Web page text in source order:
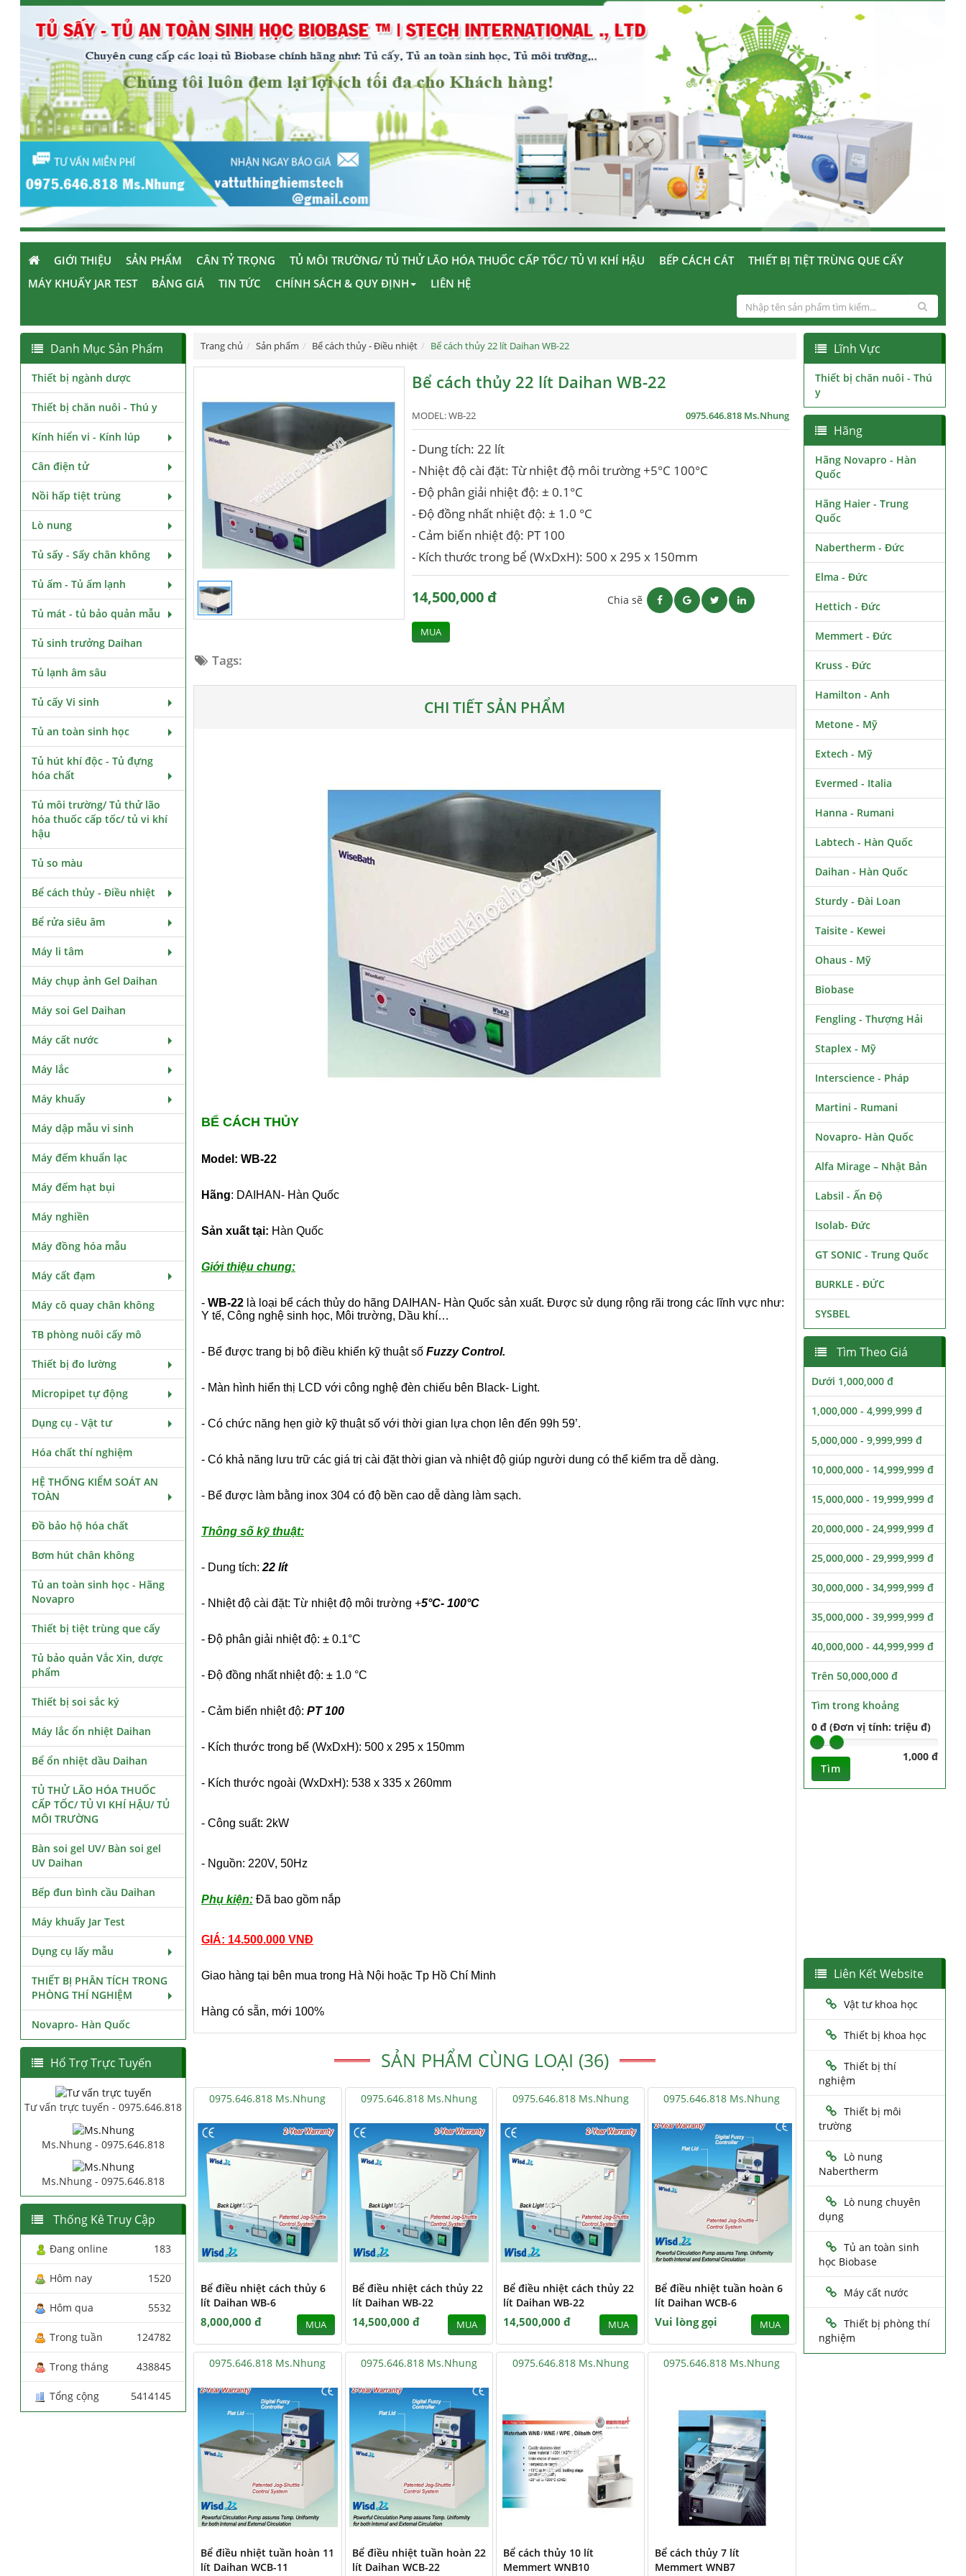
GIỚI THIỆU SẢN PHẨM CÂN TỶ TRỌNG TỦ MÔI TRƯỜNG/ TỦ THỬ LÃO HÓA THUỐC CẤP TỐC/ TỦ VI KHÍ HẬU BẾP CÁCH CÁT
THIẾT BỊ TIỆT TRÙNG QUE CẤY
MÁY KHUẤY JAR TEST
BẢNG GIÁ TIN TỨC CHÍNH SÁCH & QUY ĐỊNH LIÊN HỆ
Trang chủ Sản phẩm Bể cách thủy - Điều nhiệt Bể cách thủy 22 lít Daihan WB-22
Bể cách thủy 22 lít Daihan WB-22
MODEL:WB-22 0975.646.818 Ms.Nhung
- Dung tích: 22 lít
- Nhiệt độ cài đặt: Từ nhiệt độ môi trường +5°C 100°C
- Độ phân giải nhiệt độ: ± 0.1°C
- Độ đồng nhất nhiệt độ: ± 1.0 °C
- Cảm biến nhiệt độ: PT 100
- Kích thước trong bể (WxDxH): 500 x 295 x 150mm
14,500,000 đ
MUA
Chia sẽ
Tags:
CHI TIẾT SẢN PHẨM
BỂ CÁCH THỦY
Model: WB-22
Hãng: DAIHAN- Hàn Quốc
Sản xuất tại: Hàn Quốc
Giới thiệu chung:
- WB-22 là loại bể cách thủy do hãng DAIHAN- Hàn Quốc sản xuất. Được sử dụng rộng rãi trong các lĩnh vực như:
Y tế, Công nghệ sinh học, Môi trường, Dầu khí…
- Bể được trang bị bộ điều khiển kỹ thuật số Fuzzy Control.
- Màn hình hiển thị LCD với công nghệ đèn chiếu bên Black- Light.
- Có chức năng hẹn giờ kỹ thuật số với thời gian lựa chọn lên đến 99h 59’.
- Có khả năng lưu trữ các giá trị cài đặt thời gian và nhiệt độ giúp người dung có thể kiểm tra dễ dàng.
- Bể được làm bằng inox 304 có độ bền cao dễ dàng làm sạch.
Thông số kỹ thuật:
- Dung tích: 22 lít
- Nhiệt độ cài đặt: Từ nhiệt độ môi trường +5°C- 100°C
- Độ phân giải nhiệt độ: ± 0.1°C
- Độ đồng nhất nhiệt độ: ± 1.0 °C
- Cảm biến nhiệt độ: PT 100
- Kích thước trong bể (WxDxH): 500 x 295 x 150mm
- Kích thước ngoài (WxDxH): 538 x 335 x 260mm
- Công suất: 2kW
- Nguồn: 220V, 50Hz
Phụ kiện:Đã bao gồm nắp
GIÁ: 14.500.000 VNĐ
Giao hàng tại bên mua trong Hà Nội hoặc Tp Hồ Chí Minh
Hàng có sẵn, mới 100%
SẢN PHẨM CÙNG LOẠI (36)
0975.646.818 Ms.Nhung
Bể điều nhiệt cách thủy 6
lít Daihan WB-6
8,000,000 đ MUA
0975.646.818 Ms.Nhung
Bể điều nhiệt cách thủy 22
lít Daihan WB-22
14,500,000 đ MUA
0975.646.818 Ms.Nhung
Bể điều nhiệt cách thủy 22
lít Daihan WB-22
14,500,000 đ MUA
0975.646.818 Ms.Nhung
Bể điều nhiệt tuần hoàn 6
lít Daihan WCB-6
Vui lòng gọi MUA
0975.646.818 Ms.Nhung
Bể điều nhiệt tuần hoàn 11
lít Daihan WCB-11
0975.646.818 Ms.Nhung
Bể điều nhiệt tuần hoàn 22
lít Daihan WCB-22
0975.646.818 Ms.Nhung
Bể cách thủy 10 lít
Memmert WNB10
0975.646.818 Ms.Nhung
Bể cách thủy 7 lít
Memmert WNB7
Danh Mục Sản Phẩm
Thiết bị ngành dược
Thiết bị chăn nuôi - Thú y
Kính hiển vi - Kính lúp
Cân điện tử
Nồi hấp tiệt trùng
Lò nung
Tủ sấy - Sấy chân không
Tủ ấm - Tủ ấm lạnh
Tủ mát - tủ bảo quản mẫu
Tủ sinh trưởng Daihan
Tủ lạnh âm sâu
Tủ cấy Vi sinh
Tủ an toàn sinh học
Tủ hút khí độc - Tủ đựng
hóa chất
Tủ môi trường/ Tủ thử lão
hóa thuốc cấp tốc/ tủ vi khí
hậu
Tủ so màu
Bể cách thủy - Điều nhiệt
Bể rửa siêu âm
Máy li tâm
Máy chụp ảnh Gel Daihan
Máy soi Gel Daihan
Máy cất nước
Máy lắc
Máy khuấy
Máy dập mẫu vi sinh
Máy đếm khuẩn lạc
Máy đếm hạt bụi
Máy nghiền
Máy đồng hóa mẫu
Máy cất đạm
Máy cô quay chân không
TB phòng nuôi cấy mô
Thiết bị đo lường
Micropipet tự động
Dụng cụ - Vật tư
Hóa chất thí nghiệm
HỆ THỐNG KIỂM SOÁT AN
TOÀN
Đồ bảo hộ hóa chất
Bơm hút chân không
Tủ an toàn sinh học - Hãng
Novapro
Thiết bị tiệt trùng que cấy
Tủ bảo quản Vắc Xin, dược
phẩm
Thiết bị soi sắc ký
Máy lắc ổn nhiệt Daihan
Bể ổn nhiệt dầu Daihan
TỦ THỬ LÃO HÓA THUỐC
CẤP TỐC/ TỦ VI KHÍ HẬU/ TỦ
MÔI TRƯỜNG
Bàn soi gel UV/ Bàn soi gel
UV Daihan
Bếp đun bình cầu Daihan
Máy khuấy Jar Test
Dụng cụ lấy mẫu
THIẾT BỊ PHÂN TÍCH TRONG
PHÒNG THÍ NGHIỆM
Novapro- Hàn Quốc
Hổ Trợ Trực Tuyến
Tư vấn trực tuyến - 0975.646.818
Ms.Nhung - 0975.646.818
Ms.Nhung - 0975.646.818
Thống Kê Truy Cập
Đang online 183
Hôm nay 1520
Hôm qua 5532
Trong tuần 124782
Trong tháng 438845
Tổng cộng 5414145
Lĩnh Vực
Thiết bị chăn nuôi - Thú
y
Hãng
Hãng Novapro - Hàn
Quốc
Hãng Haier - Trung
Quốc
Nabertherm - Đức
Elma - Đức
Hettich - Đức
Memmert - Đức
Kruss - Đức
Hamilton - Anh
Metone - Mỹ
Extech - Mỹ
Evermed - Italia
Hanna - Rumani
Labtech - Hàn Quốc
Daihan - Hàn Quốc
Sturdy - Đài Loan
Taisite - Kewei
Ohaus - Mỹ
Biobase
Fengling - Thượng Hải
Staplex - Mỹ
Interscience - Pháp
Martini - Rumani
Novapro- Hàn Quốc
Alfa Mirage – Nhật Bản
Labsil - Ấn Độ
Isolab- Đức
GT SONIC - Trung Quốc
BURKLE - ĐỨC
SYSBEL
Tìm Theo Giá
Dưới 1,000,000 đ
1,000,000 - 4,999,999 đ
5,000,000 - 9,999,999 đ
10,000,000 - 14,999,999 đ
15,000,000 - 19,999,999 đ
20,000,000 - 24,999,999 đ
25,000,000 - 29,999,999 đ
30,000,000 - 34,999,999 đ
35,000,000 - 39,999,999 đ
40,000,000 - 44,999,999 đ
Trên 50,000,000 đ
Tìm trong khoảng
0 đ (Đơn vị tính: triệu đ)
1,000 đ
Tìm
Liên Kết Website
Vật tư khoa học
Thiết bị khoa học
Thiết bị thí
nghiệm
Thiết bị môi
trường
Lò nung
Nabertherm
Lò nung chuyên
dụng
Tủ an toàn sinh
học Biobase
Máy cất nước
Thiết bị phòng thí
nghiệm